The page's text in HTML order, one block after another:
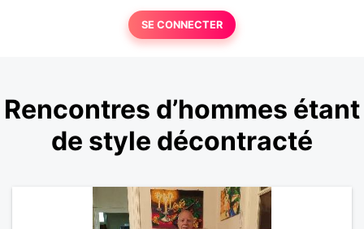
SE CONNECTER
Rencontres d’hommes étant
de style décontracté